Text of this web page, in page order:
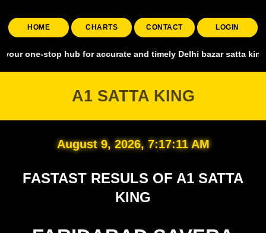
HOME CHARTS CONTACT LOGIN
hub for accurate and timely Delhi bazar satta king,
A1 SATTA KING
August 9, 2026, 7:17:12 AM
FASTAST RESULS OF A1 SATTA
KING